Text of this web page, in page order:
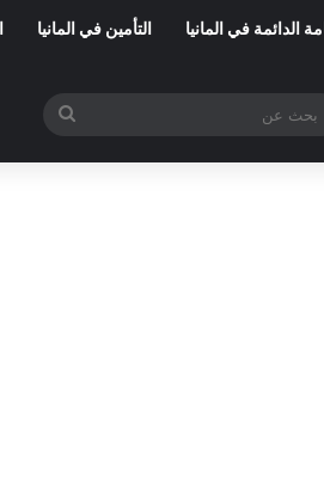
الدائمة في المانيا التأمين في المانيا
عشوائي